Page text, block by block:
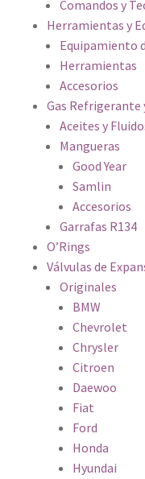
Comandos y
Herramientas y
Equipamiento
Herramientas
Accesorios
Gas Refrigerante
Aceites y
Mangueras
Good Year
Samlin
Accesorios
Garrafas R134
O’Rings
Válvulas de
Originales
BMW
Chevrolet
Chrysler
Citroen
Daewoo
Fiat
Ford
Honda
Hyundai